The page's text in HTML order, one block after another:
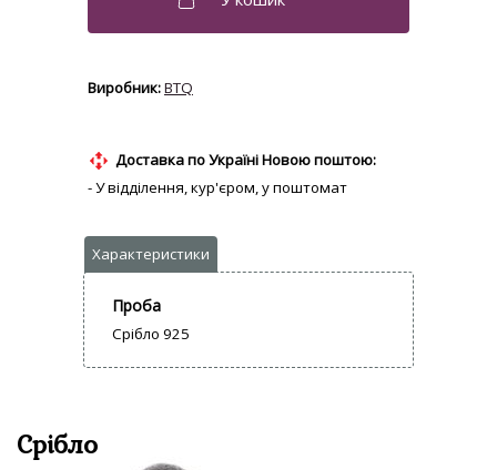
BTQ
Доставка по Україні Новою поштою:
- У відділення, кур'єром, у поштомат
Проба
Срібло 925
Срібло